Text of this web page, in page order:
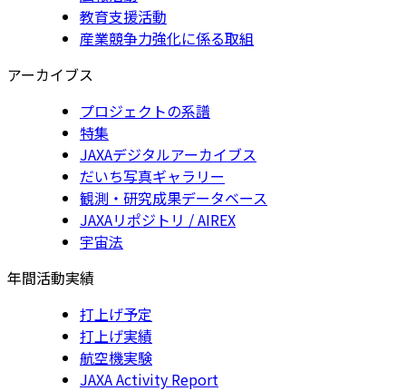
教育支援活動
産業競争力強化に係る取組
アーカイブス
プロジェクトの系譜
特集
JAXAデジタルアーカイブス
だいち写真ギャラリー
観測・研究成果データベース
JAXAリポジトリ / AIREX
宇宙法
年間活動実績
打上げ予定
打上げ実績
航空機実験
JAXA Activity Report